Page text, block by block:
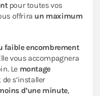
pour toutes vos
offrira un maximum
faible encombrement
vous accompagnera
Le montage
s’installer
d’une minute,